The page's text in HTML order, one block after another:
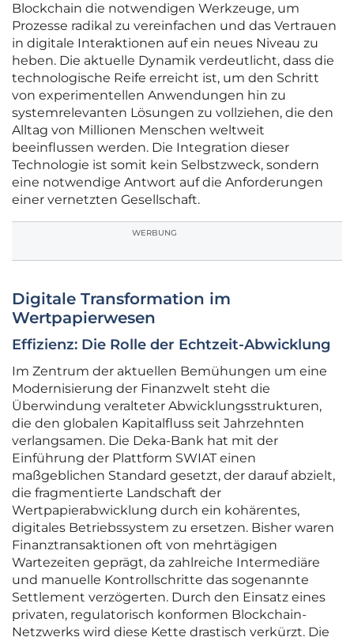
Blockchain die notwendigen Werkzeuge, um
Prozesse radikal zu vereinfachen und das Vertrauen
in digitale Interaktionen auf ein neues Niveau zu
heben. Die aktuelle Dynamik verdeutlicht, dass die
technologische Reife erreicht ist, um den Schritt
von experimentellen Anwendungen hin zu
systemrelevanten Lösungen zu vollziehen, die den
Alltag von Millionen Menschen weltweit
beeinflussen werden. Die Integration dieser
Technologie ist somit kein Selbstzweck, sondern
eine notwendige Antwort auf die Anforderungen
einer vernetzten Gesellschaft.
WERBUNG
Digitale Transformation im
Wertpapierwesen
Effizienz: Die Rolle der Echtzeit-Abwicklung
Im Zentrum der aktuellen Bemühungen um eine
Modernisierung der Finanzwelt steht die
Überwindung veralteter Abwicklungsstrukturen,
die den globalen Kapitalfluss seit Jahrzehnten
verlangsamen. Die Deka-Bank hat mit der
Einführung der Plattform SWIAT einen
maßgeblichen Standard gesetzt, der darauf abzielt,
die fragmentierte Landschaft der
Wertpapierabwicklung durch ein kohärentes,
digitales Betriebssystem zu ersetzen. Bisher waren
Finanztransaktionen oft von mehrtägigen
Wartezeiten geprägt, da zahlreiche Intermediäre
und manuelle Kontrollschritte das sogenannte
Settlement verzögerten. Durch den Einsatz eines
privaten, regulatorisch konformen Blockchain-
Netzwerks wird diese Kette drastisch verkürzt. Die